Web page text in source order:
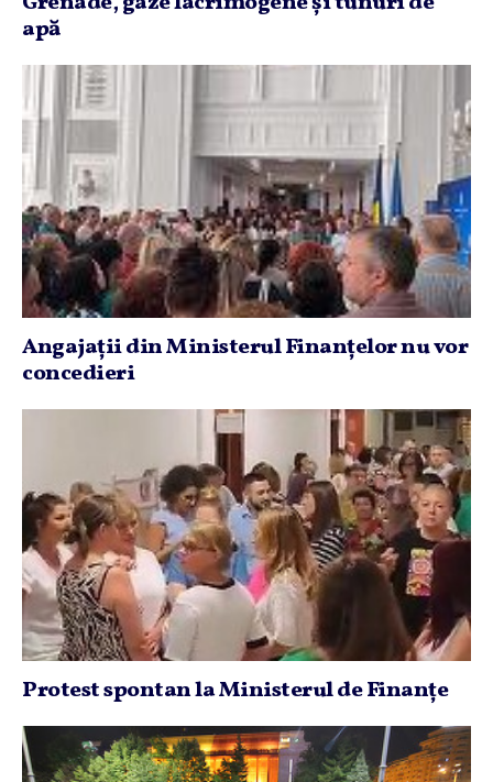
apă
Angajaţii din Ministerul Finanţelor nu vor
concedieri
Protest spontan la Ministerul de Finanţe